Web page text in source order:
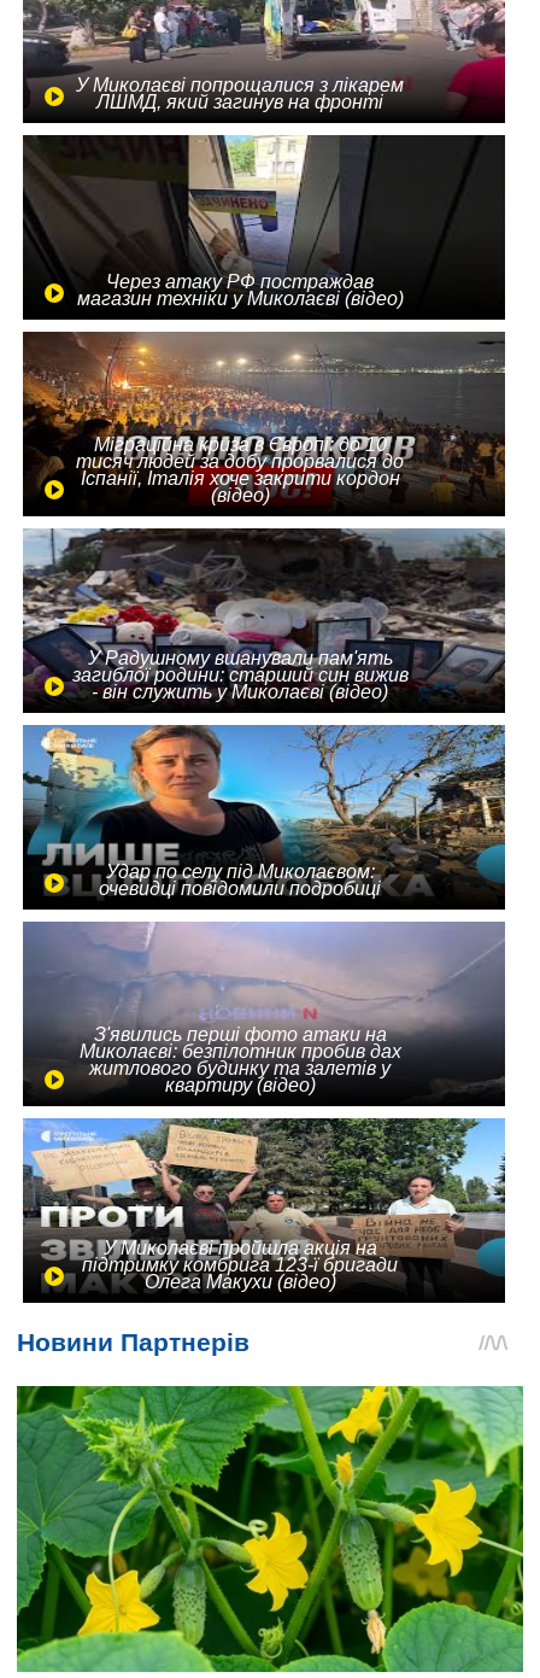
У Миколаєві попрощалися з лікарем
ЛШМД, який загинув на фронті
Через атаку РФ постраждав
магазин техніки у Миколаєві (відео)
Міграційна криза в Європі: до 10
тисяч людей за добу прорвалися до
Іспанії, Італія хоче закрити кордон
(відео)
У Радушному вшанували пам'ять
загиблої родини: старший син вижив
- він служить у Миколаєві (відео)
Удар по селу під Миколаєвом:
очевидці повідомили подробиці
З'явились перші фото атаки на
Миколаєві: безпілотник пробив дах
житлового будинку та залетів у
квартиру (відео)
У Миколаєві пройшла акція на
підтримку комбрига 123-ї бригади
Олега Макухи (відео)